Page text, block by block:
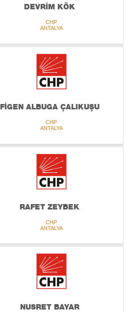
DEVRİM KÖK
CHP
ANTALYA
FİGEN ALBUGA ÇALIKUŞU
CHP
ANTALYA
RAFET ZEYBEK
CHP
ANTALYA
NUSRET BAYAR